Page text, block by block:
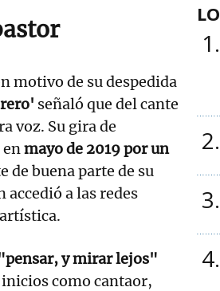
motivo de su despedida
señaló que del cante
voz. Su gira de
mayo de 2019 por un
de buena parte de su
accedió a las redes
y mirar lejos"
inicios como cantaor,
1
2
3
4